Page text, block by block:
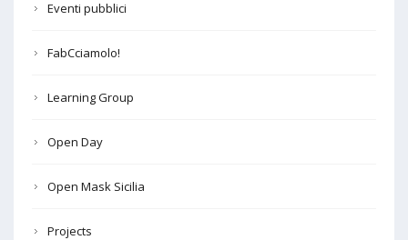
Eventi pubblici
FabCciamolo!
Learning Group
Open Day
Open Mask Sicilia
Projects